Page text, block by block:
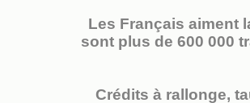
Les Français aiment
sont plus de 600 000
Crédits à rallonge,